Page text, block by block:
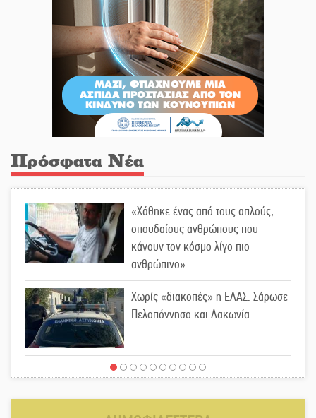
Πρόσφατα Νέα
«Χάθηκε ένας από τους απλούς,
σπουδαίους ανθρώπους που
κάνουν τον κόσμο λίγο πιο
ανθρώπινο»
Χωρίς «διακοπές» η ΕΛΑΣ: Σάρωσε
Πελοπόννησο και Λακωνία
«Έφυγε» ένας γνήσιος Δάσκαλος